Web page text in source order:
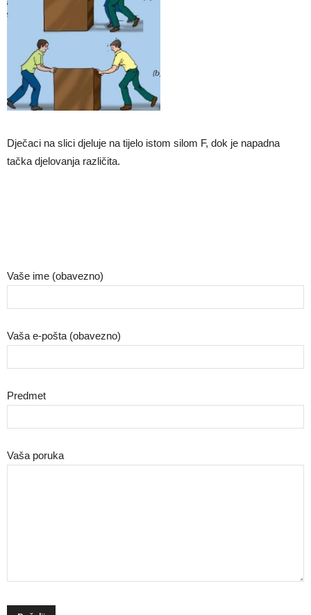
Dječaci na slici djeluje na tijelo istom silom F, dok je napadna
tačka djelovanja različita.
Vaše ime (obavezno)
Vaša e-pošta (obavezno)
Predmet
Vaša poruka